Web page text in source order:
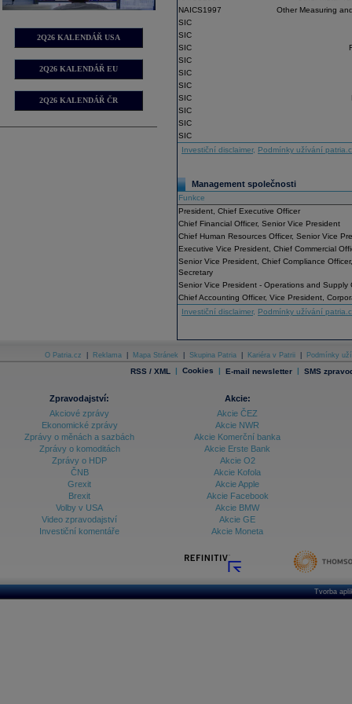
2Q26 KALENDÁŘ USA
2Q26 KALENDÁŘ EU
2Q26 KALENDÁŘ ČR
NAICS1997
Other Measuring
SIC
SIC
SIC
SIC
SIC
SIC
SIC
SIC
SIC
SIC
Investiční disclaimer, Podmínky užívání
Management společnosti
Funkce
President, Chief Executive Officer
Chief Financial Officer, Senior Vice President
Chief Human Resources Officer, Senior Vice
Executive Vice President, Chief Commercial
Senior Vice President, Chief Compliance
Secretary
Senior Vice President - Operations and Supply
Chief Accounting Officer, Vice President,
Investiční disclaimer, Podmínky užívání
O Patria.cz Reklama Mapa Stránek Skupina Patria Kariéra v Patrii Podmínky
RSS / XML | Cookies | E-mail newsletter | SMS
Zpravodajství:
Akciové zprávy
Ekonomické zprávy
Zprávy o měnách a sazbách
Zprávy o komoditách
Zprávy o HDP
ČNB
Grexit
Brexit
Volby v USA
Video zpravodajství
Investiční komentáře
Akcie:
Akcie ČEZ
Akcie NWR
Akcie Komerční banka
Akcie Erste Bank
Akcie O2
Akcie Kofola
Akcie Apple
Akcie Facebook
Akcie BMW
Akcie GE
Akcie Moneta
Tvorba